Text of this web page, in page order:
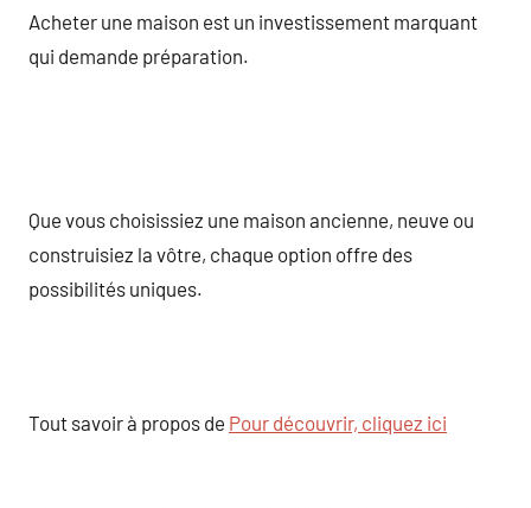
Acheter une maison est un investissement marquant
qui demande préparation.
Que vous choisissiez une maison ancienne, neuve ou
construisiez la vôtre, chaque option offre des
possibilités uniques.
Tout savoir à propos de Pour découvrir, cliquez ici